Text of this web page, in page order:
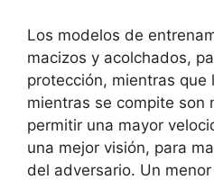
Los modelos de
macizos y acolchados,
protección, mientras que
mientras se compite son
permitir una mayor
una mejor visión, para
del adversario. Un